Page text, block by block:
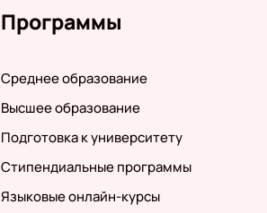
Программы
Среднее образование
Высшее образование
Подготовка к университету
Стипендиальные программы
Языковые онлайн-курсы